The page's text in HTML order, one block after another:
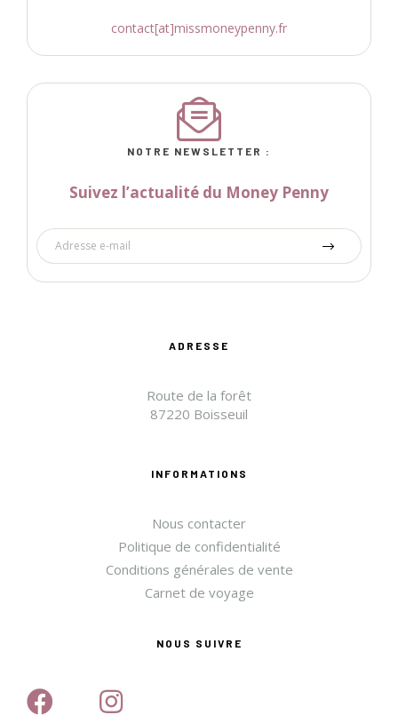
contact[at]missmoneypenny.fr
NOTRE NEWSLETTER :
Suivez l’actualité du Money Penny
ADRESSE
Route de la forêt
87220 Boisseuil
INFORMATIONS
Nous contacter
Politique de confidentialité
Conditions générales de vente
Carnet de voyage
NOUS SUIVRE